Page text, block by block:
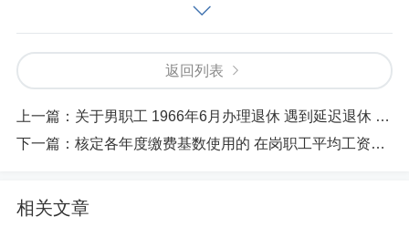
返回列表
上一篇： 关于男职工 1966年6月办理退休 遇到延迟退休 早退休了 ？案例分析。
下一篇： 核定各年度缴费基数使用的 在岗职工平均工资、 缴费比例明细表
相关文章